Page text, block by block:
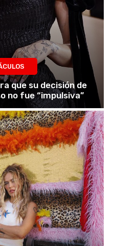
que su decisión de
no fue “impulsiva”